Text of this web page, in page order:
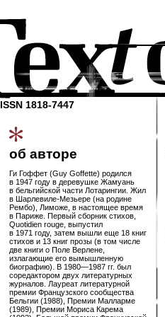
ISSN 1818-7447
об авторе
Ги Гоффет (Guy Goffette) родился
в 1947 году в деревушке Жамуань
в бельгийской части Лотарингии. Жил
в Шарлевиле-Мезьере(на родине
Рембо), Лиможе, в настоящее время
в Париже. Первый сборник стихов,
Quotidien rouge, выпустил
в 1971 году, затем вышли еще 18 книг
стихов и 13 книг прозы (в том числе
две книги о Поле Верлене,
излагающие его вымышленную
биографию). В 1980—1987гг. был
соредактором двух литературных
журналов. Лауреат литературной
премии Французского сообщества
Бельгии (1988), Премии Малларме
(1989), Премии Мориса Карема